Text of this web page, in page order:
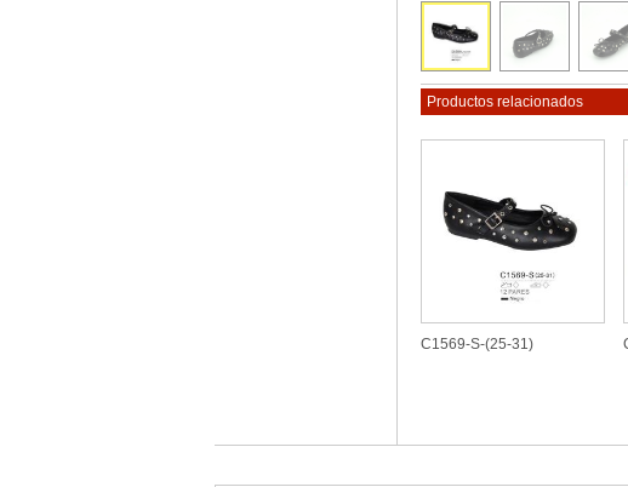
Productos relacionados
C1569-S-(25-31)